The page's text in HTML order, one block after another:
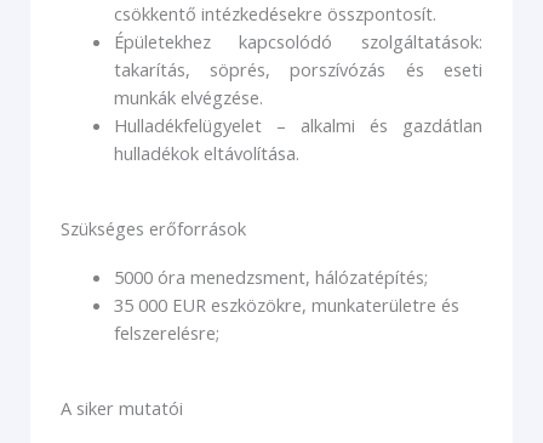
csökkentő intézkedésekre összpontosít.
Épületekhez kapcsolódó szolgáltatások:
takarítás, söprés, porszívózás és eseti
munkák elvégzése.
Hulladékfelügyelet – alkalmi és gazdátlan
hulladékok eltávolítása.
Szükséges erőforrások
5000 óra menedzsment, hálózatépítés;
35 000 EUR eszközökre, munkaterületre és
felszerelésre;
A siker mutatói